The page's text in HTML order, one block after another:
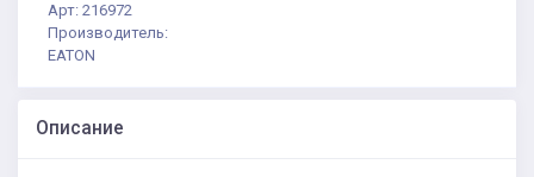
Арт: 216972
Производитель:
EATON
Описание